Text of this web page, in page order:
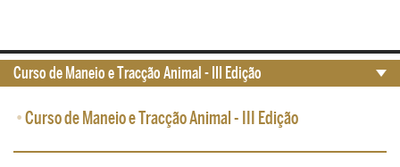
•Curso de Maneio e Tracção Animal - III Edição
Curso de Maneio e Tracção Animal - III Edição